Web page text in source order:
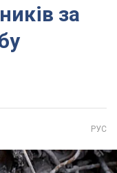
за
РУС